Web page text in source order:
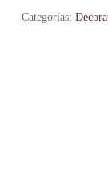
Categorías: